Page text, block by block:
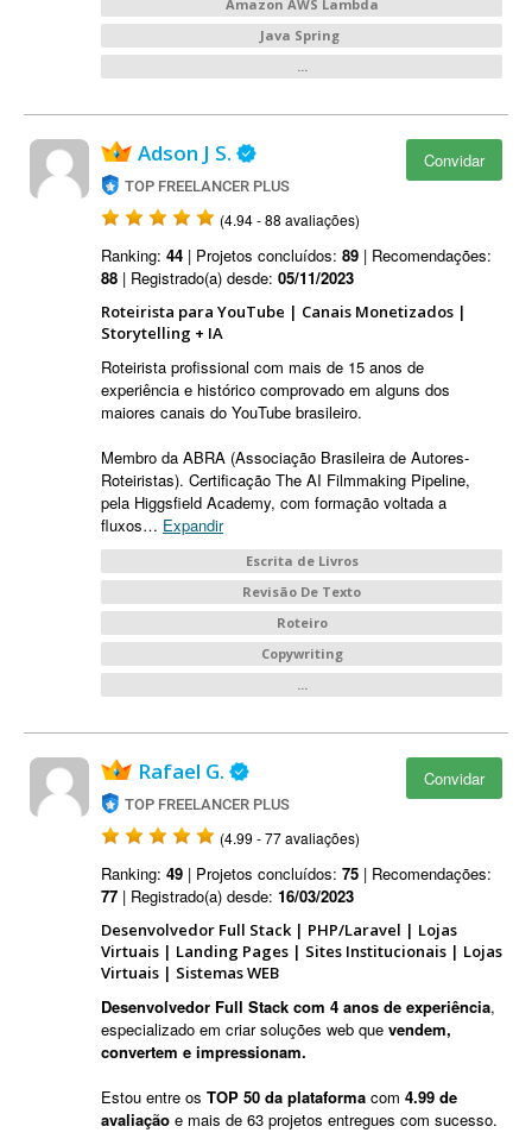
Amazon AWS Lambda
Java Spring
...
Convidar
Adson J S.
TOP FREELANCER PLUS
(4.94 - 88 avaliações)
Ranking: 44 | Projetos concluídos: 89 | Recomendações:
88 | Registrado(a) desde: 05/11/2023
Roteirista para YouTube | Canais Monetizados |
Storytelling + IA
Roteirista profissional com mais de 15 anos de
experiência e histórico comprovado em alguns dos
maiores canais do YouTube brasileiro.
Membro da ABRA (Associação Brasileira de Autores-
Roteiristas). Certificação The AI Filmmaking Pipeline,
pela Higgsfield Academy, com formação voltada a
fluxos… Expandir
Escrita de Livros
Revisão De Texto
Roteiro
Copywriting
...
Convidar
Rafael G.
TOP FREELANCER PLUS
(4.99 - 77 avaliações)
Ranking: 49 | Projetos concluídos: 75 | Recomendações:
77 | Registrado(a) desde: 16/03/2023
Desenvolvedor Full Stack | PHP/Laravel | Lojas
Virtuais | Landing Pages | Sites Institucionais | Lojas
Virtuais | Sistemas WEB
Desenvolvedor Full Stack com 4 anos de experiência,
especializado em criar soluções web que vendem,
convertem e impressionam.
Estou entre os TOP 50 da plataforma com 4.99 de
avaliação e mais de 63 projetos entregues com sucesso.